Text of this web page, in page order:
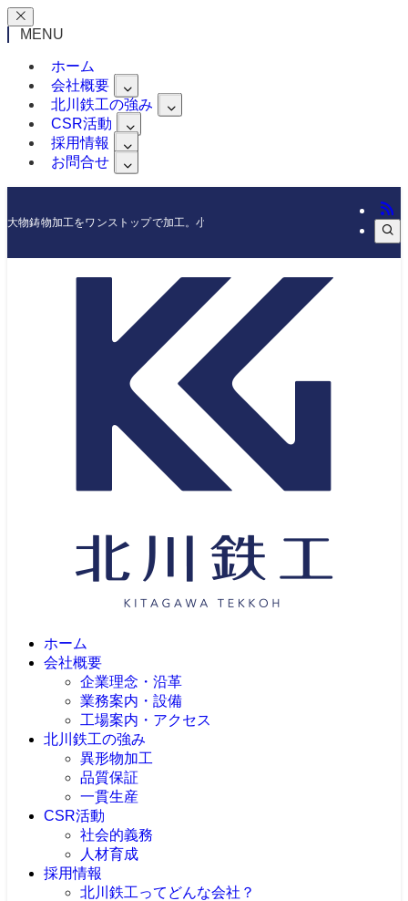
MENU
ホーム
会社概要
北川鉄工の強み
CSR活動
採用情報
お問合せ
大物鋳物加工をワンストップで加工。小ロットからの製作もOKです
ホーム
会社概要
企業理念・沿革
業務案内・設備
工場案内・アクセス
北川鉄工の強み
異形物加工
品質保証
一貫生産
CSR活動
社会的義務
人材育成
採用情報
北川鉄工ってどんな会社？